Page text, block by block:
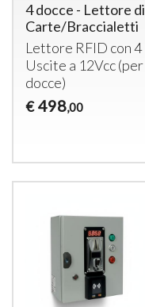
4 docce - Lettore di
Carte/Braccialetti
Lettore RFID con 4
Uscite a 12Vcc (per
docce)
€ 498,00